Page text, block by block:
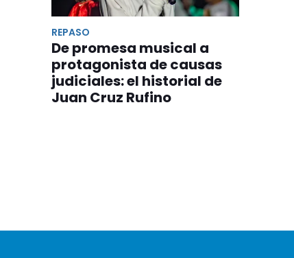
REPASO
De promesa musical a
protagonista de causas
judiciales: el historial de
Juan Cruz Rufino